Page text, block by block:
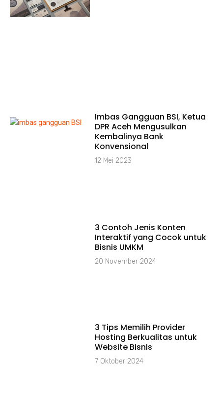
Imbas Gangguan BSI, Ketua
DPR Aceh Mengusulkan
Kembalinya Bank
Konvensional
12 Mei 2023
3 Contoh Jenis Konten
Interaktif yang Cocok untuk
Bisnis UMKM
20 November 2024
3 Tips Memilih Provider
Hosting Berkualitas untuk
Website Bisnis
7 Oktober 2024